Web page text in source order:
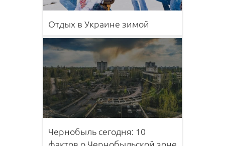
Отдых в Украине зимой
Чернобыль сегодня: 10